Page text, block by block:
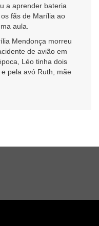
a aprender bateria
fãs de Marília ao
aula.
Mendonça morreu
de avião em
Léo tinha dois
pela avó Ruth, mãe